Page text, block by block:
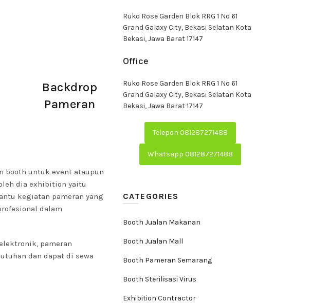
Backdrop
Pameran
booth untuk event ataupun
dia exhibition yaitu
kegiatan pameran yang
dalam
pameran
dan dapat di sewa
Ruko Rose Garden Blok RRG 1 No 61
Grand Galaxy City, Bekasi Selatan Kota
Bekasi, Jawa Barat 17147
Office
Ruko Rose Garden Blok RRG 1 No 61
Grand Galaxy City, Bekasi Selatan Kota
Bekasi, Jawa Barat 17147
Telepon 081287271488
Whatsapp 081287271488
CATEGORIES
Booth Jualan Makanan
Booth Jualan Mall
Booth Pameran Semarang
Booth Sterilisasi Virus
Exhibition Contractor